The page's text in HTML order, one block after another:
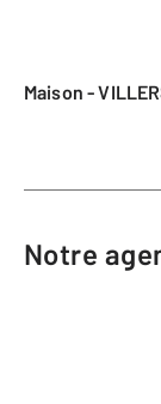
Maison -
Notre